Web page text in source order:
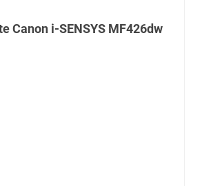
Canon i-SENSYS MF426dw